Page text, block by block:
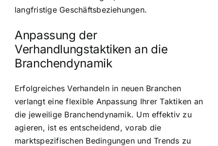
langfristige Geschäftsbeziehungen.
Anpassung der
Verhandlungstaktiken an die
Branchendynamik
Erfolgreiches Verhandeln in neuen Branchen
verlangt eine flexible Anpassung Ihrer Taktiken an
die jeweilige Branchendynamik. Um effektiv zu
agieren, ist es entscheidend, vorab die
marktspezifischen Bedingungen und Trends zu